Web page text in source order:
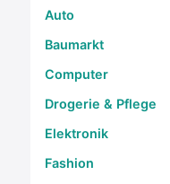
Auto
Baumarkt
Computer
Drogerie & Pflege
Elektronik
Fashion